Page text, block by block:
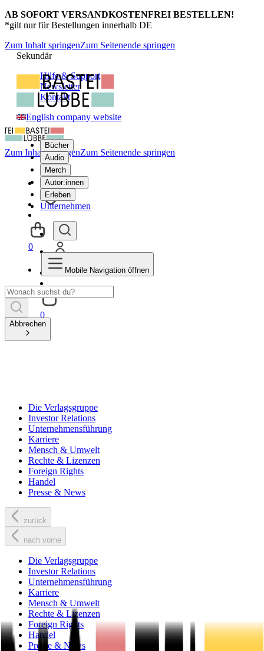
AB SOFORT VERSANDKOSTENFREI BESTELLEN!
*gilt nur für Bestellungen innerhalb DE
Zum Inhalt springenZum Seitenende springen
Sekundär
Hilfe & Support
Newsletter
Kontakt
English company website
Bücher
Audio
Merch
Autor:innen
Erleben
Unternehmen
0
Zum Inhalt springenZum Seitenende springen
0
Mobile Navigation öffnen
Abbrechen
Die Verlagsgruppe
Investor Relations
Unternehmensführung
Karriere
Mensch & Umwelt
Rechte & Lizenzen
Foreign Rights
Handel
Presse & News
zurück
nach vorne
Die Verlagsgruppe
Investor Relations
Unternehmensführung
Karriere
Mensch & Umwelt
Rechte & Lizenzen
Foreign Rights
Handel
Presse & News